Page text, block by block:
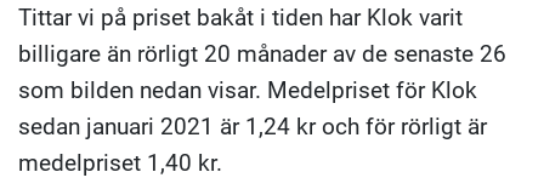
Tittar vi på priset bakåt i tiden har Klok varit
billigare än rörligt 20 månader av de senaste 26
som bilden nedan visar. Medelpriset för Klok
sedan januari 2021 är 1,24 kr och för rörligt är
medelpriset 1,40 kr.